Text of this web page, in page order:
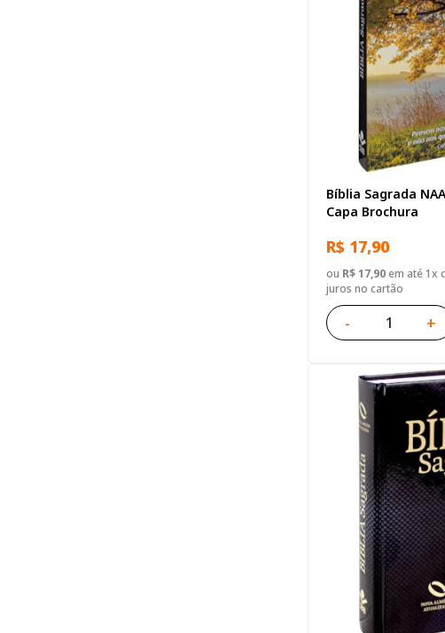
Bíblia Sagrada
Capa Brochura
R$ 17,90
ou R$ 17,90em até 1x
juros no cartão
- +